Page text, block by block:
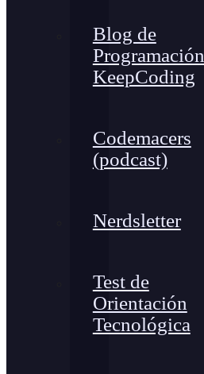
Blog de
Programación
KeepCoding
Codemacers
(podcast)
Nerdsletter
Test de
Orientación
Tecnológica